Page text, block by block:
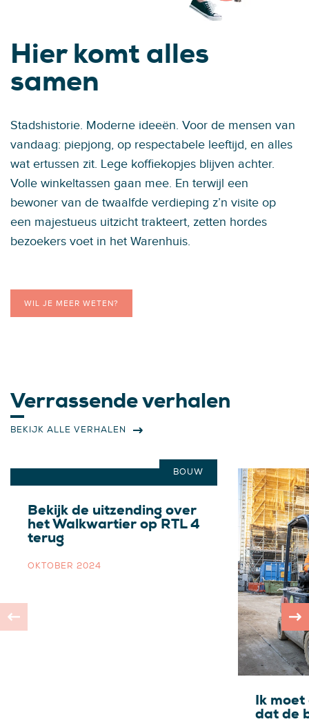
Hier komt alles
samen
Stadshistorie. Moderne ideeën. Voor de mensen van
vandaag: piepjong, op respectabele leeftijd, en alles
wat ertussen zit. Lege koffiekopjes blijven achter.
Volle winkeltassen gaan mee. En terwijl een
bewoner van de twaalfde verdieping z’n visite op
een majestueus uitzicht trakteert, zetten hordes
bezoekers voet in het Warenhuis.
WIL JE MEER WETEN?
Verrassende verhalen
Bekijk de uitzending over
het Walkwartier op RTL 4
terug
OKTOBER 2024
BOUW
Ik
dat de
BEKIJK ALLE VERHALEN